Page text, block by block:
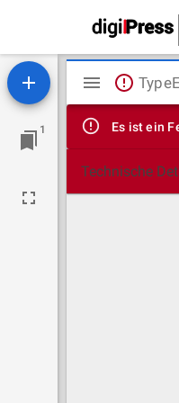
1
Mirador
Viewer
Es ist ein
Technische